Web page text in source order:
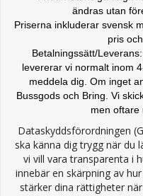
ändras utan
Priserna inkluderar svensk
pris
Betalningssätt/
levererar vi normalt inom
meddela dig. Om inget
Bussgods och Bring. Vi
men oftare
Dataskyddsförordningen
ska känna dig trygg när du
vi vill vara transparenta i
innebär en skärpning av
stärker dina rättigheter